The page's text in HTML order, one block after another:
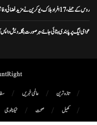
روس کے حملے، 17 افراد ہلاک، یوکرین نے مزید فضائی دفاعی نظام کا مطالبہ کر دیا
عوامی لیگ پر پابندی ہٹائی جائے، ہر صورت بنگلہ دیش
تازہ ترین عالمی خبریں
کھیل
صحت ٹیکنالوجی